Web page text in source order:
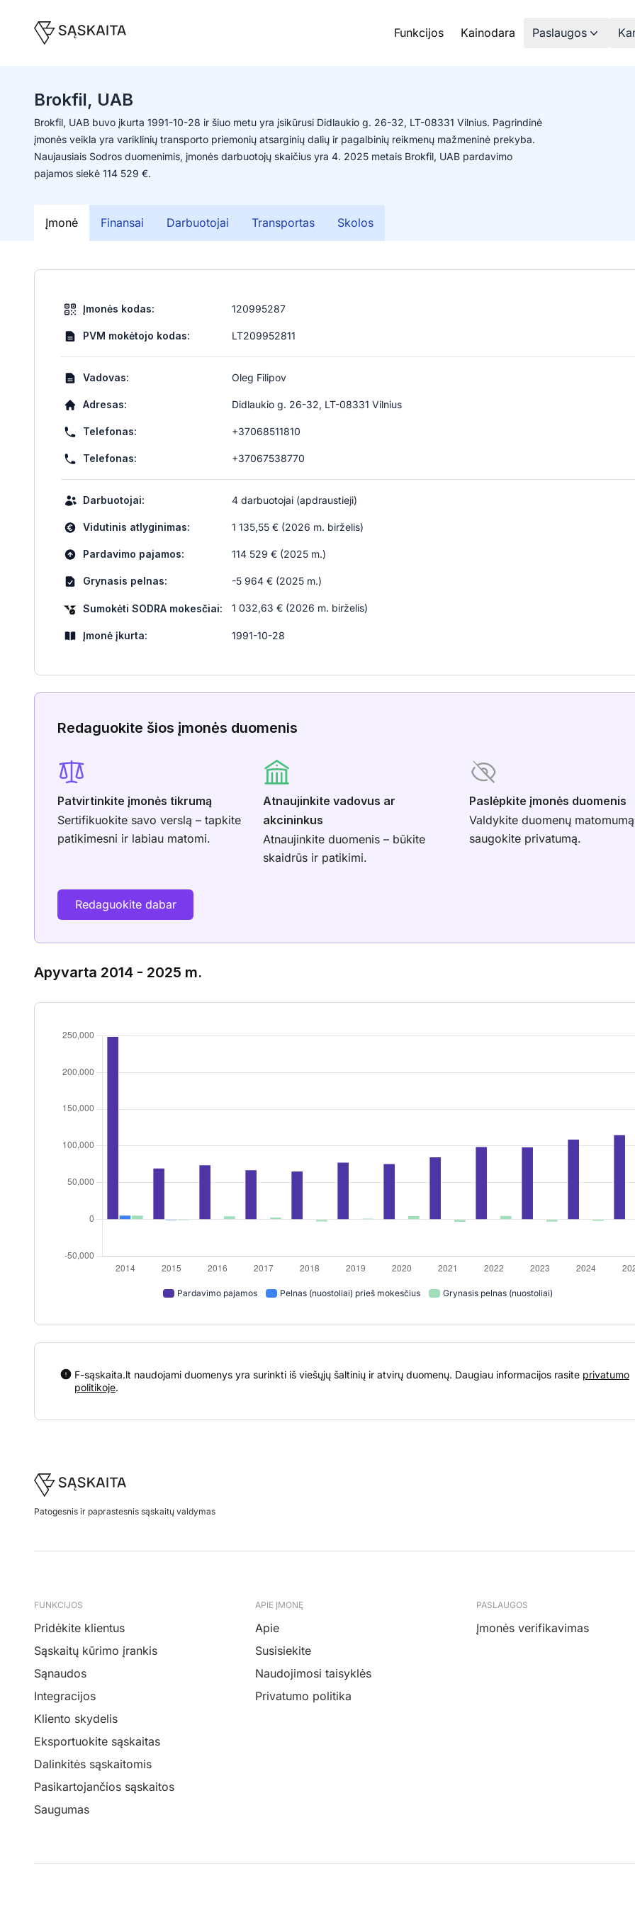
Funkcijos Kainodara Paslaugos
Brokfil, UAB
Brokfil, UAB buvo įkurta 1991-10-28 ir šiuo metu yra įsikūrusi Didlaukio g. 26-32, LT-08331 Vilnius. Pagrindinė
įmonės veikla yra variklinių transporto priemonių atsarginių dalių ir pagalbinių reikmenų mažmeninė prekyba.
Naujausiais Sodros duomenimis, įmonės darbuotojų skaičius yra 4. 2025 metais Brokfil, UAB pardavimo
pajamos siekė 114 529 €.
Įmonė Finansai Darbuotojai Transportas Skolos
Įmonės kodas: 120995287
PVM mokėtojo kodas: LT209952811
Vadovas: Oleg Filipov
Adresas: Didlaukio g. 26-32, LT-08331 Vilnius
Telefonas: +37068511810
Telefonas: +37067538770
Darbuotojai: 4 darbuotojai (apdraustieji)
Vidutinis atlyginimas: 1 135,55 € (2026 m. birželis)
Pardavimo pajamos: 114 529 € (2025 m.)
Grynasis pelnas: -5 964 € (2025 m.)
Sumokėti SODRA mokesčiai: 1 032,63 € (2026 m. birželis)
Įmonė įkurta: 1991-10-28
Redaguokite šios įmonės duomenis
Patvirtinkite įmonės tikrumą
Sertifikuokite savo verslą – tapkite
patikimesni ir labiau matomi.
Atnaujinkite vadovus ar
akcininkus
Atnaujinkite duomenis – būkite
skaidrūs ir patikimi.
Paslėpkite įmonės duomenis
Valdykite duomenų
saugokite privatumą.
Redaguokite dabar
Apyvarta 2014 - 2025 m.
Pardavimo pajamos Pelnas (nuostoliai) prieš mokesčius Grynasis pelnas (nuostoliai)
F-sąskaita.lt naudojami duomenys yra surinkti iš viešųjų šaltinių ir atvirų duomenų. Daugiau informacijos rasite privatumo
politikoje.
Footer
Patogesnis ir paprastesnis sąskaitų valdymas
FUNKCIJOS
Pridėkite klientus
Sąskaitų kūrimo įrankis
Sąnaudos
Integracijos
Kliento skydelis
Eksportuokite sąskaitas
Dalinkitės sąskaitomis
Pasikartojančios sąskaitos
Saugumas
APIE ĮMONĘ
Apie
Susisiekite
Naudojimosi taisyklės
Privatumo politika
PASLAUGOS
Įmonės verifikavimas